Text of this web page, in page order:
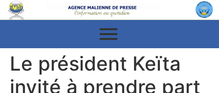
Le président Keïta
invité à prendre part